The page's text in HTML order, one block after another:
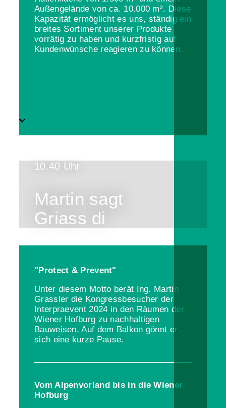
Außengelände von ca. 10.000 m². Diese
Kapazität ermöglicht es uns, ständig ein
breites Sortiment unserer Produkte
vorrätig zu haben und kurzfristig auf
Kundenwünsche reagieren zu können.
10.40 Uhr
Martin sagt
Griass di
"Protect & Prevent"
Unter diesem Motto berät Ing. Martin
Grassler die Kongressbesucher der
Interpraevent 2024 in den Räumen der
Wiener Hofburg zu nachhaltigen
Bauweisen. Auf dem Balkon gönnt er
sich eine kurze Pause.
Vom Alpenvorland bis in die Wiener
Hofburg